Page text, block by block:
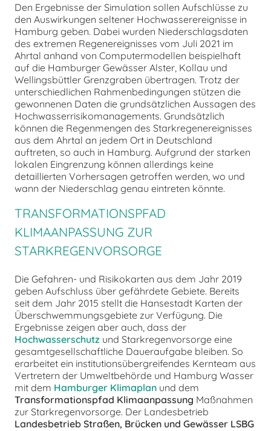
Den Ergebnisse der Simulation sollen Aufschlüsse zu
den Auswirkungen seltener Hochwasserereignisse in
Hamburg geben. Dabei wurden Niederschlagsdaten
des extremen Regenereignisses vom Juli 2021 im
Ahrtal anhand von Computermodellen beispielhaft
auf die Hamburger Gewässer Alster, Kollau und
Wellingsbüttler Grenzgraben übertragen. Trotz der
unterschiedlichen Rahmenbedingungen stützen die
gewonnenen Daten die grundsätzlichen Aussagen des
Hochwasserrisikomanagements. Grundsätzlich
können die Regenmengen des Starkregenereignisses
aus dem Ahrtal an jedem Ort in Deutschland
auftreten, so auch in Hamburg. Aufgrund der starken
lokalen Eingrenzung können allerdings keine
detaillierten Vorhersagen getroffen werden, wo und
wann der Niederschlag genau eintreten könnte.
TRANSFORMATIONSPFAD
KLIMAANPASSUNG ZUR
STARKREGENVORSORGE
Die Gefahren- und Risikokarten aus dem Jahr 2019
geben Aufschluss über gefährdete Gebiete. Bereits
seit dem Jahr 2015 stellt die Hansestadt Karten der
Überschwemmungsgebiete zur Verfügung. Die
Ergebnisse zeigen aber auch, dass der
Hochwasserschutz und Starkregenvorsorge eine
gesamtgesellschaftliche Daueraufgabe bleiben. So
erarbeitet ein institutionsübergreifendes Kernteam aus
Vertretern der Umweltbehörde und Hamburg Wasser
mit dem Hamburger Klimaplan und dem
Transformationspfad Klimaanpassung Maßnahmen
zur Starkregenvorsorge. Der Landesbetrieb
Landesbetrieb Straßen, Brücken und Gewässer LSBG